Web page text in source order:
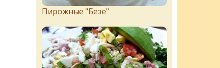
Пирожныe "Бeзe"